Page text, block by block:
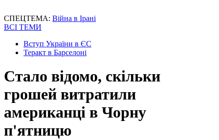
СПЕЦТЕМА: Війна в Ірані
ВСІ ТЕМИ
Вступ України в ЄС
Теракт в Барселоні
Стало відомо, скільки
грошей витратили
американці в Чорну
п'ятницю